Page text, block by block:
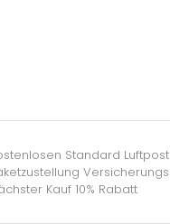
Standard Luftpost
Versicherungs
Kauf 10% Rabatt